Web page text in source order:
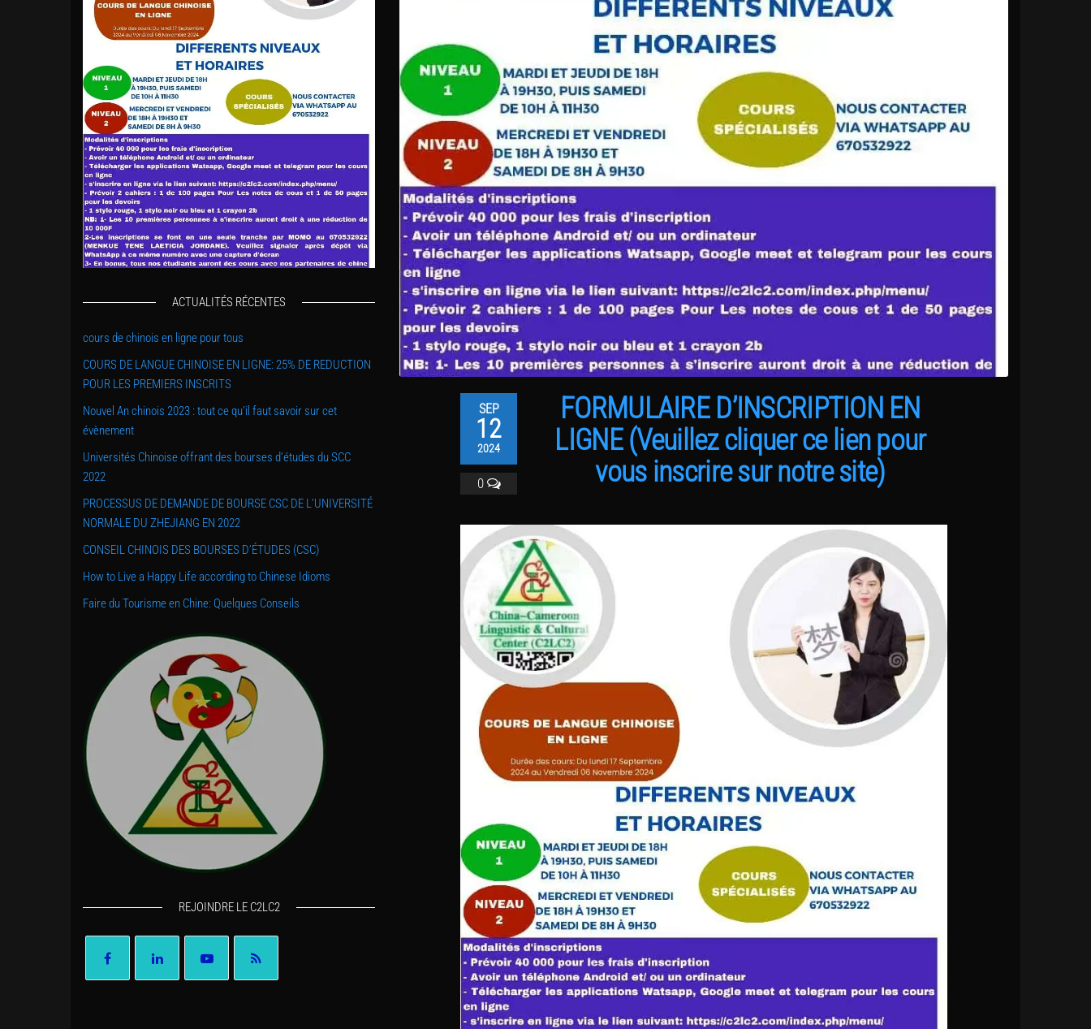
SEP
12
2024
0
FORMULAIRE D’INSCRIPTION EN
LIGNE (Veuillez cliquer ce lien pour
vous inscrire sur notre site)
ACTUALITÉS RÉCENTES
cours de chinois en ligne pour tous
COURS DE LANGUE CHINOISE EN LIGNE: 25% DE REDUCTION
POUR LES PREMIERS INSCRITS
Nouvel An chinois 2023 : tout ce qu’il faut savoir sur cet
évènement
Universités Chinoise offrant des bourses d’études du SCC
2022
PROCESSUS DE DEMANDE DE BOURSE CSC DE L’UNIVERSITÉ
NORMALE DU ZHEJIANG EN 2022
CONSEIL CHINOIS DES BOURSES D’ÉTUDES (CSC)
How to Live a Happy Life according to Chinese Idioms
Faire du Tourisme en Chine: Quelques Conseils
REJOINDRE LE C2LC2